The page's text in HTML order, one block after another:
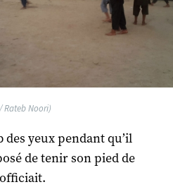
Rateb Noori)
des yeux pendant qu’il
de tenir son pied de